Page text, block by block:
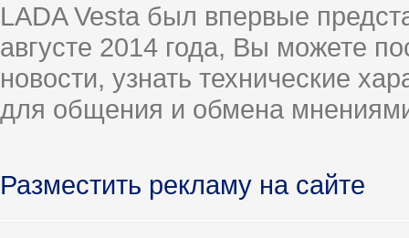
LADA Vesta был впервые
августе 2014 года, Вы можете
новости, узнать технические
для общения и обмена
Разместить рекламу на сайте